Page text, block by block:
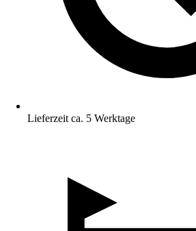
Lieferzeit ca. 5 Werktage